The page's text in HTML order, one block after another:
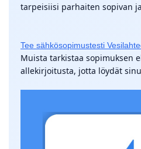
tarpeisiisi parhaiten sopivan
Tee sähkösopimustesti
Muista tarkistaa sopimuksen
allekirjoitusta, jotta löydät